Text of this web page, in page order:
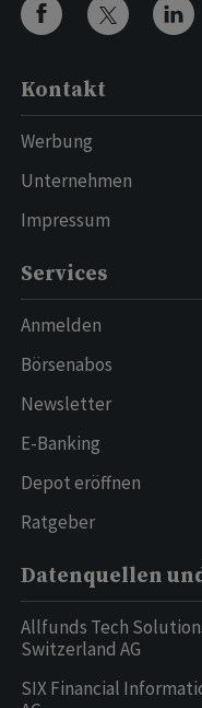
Kontakt
Werbung
Unternehmen
Impressum
Services
Anmelden
Börsenabos
Newsletter
E-Banking
Depot eröffnen
Ratgeber
Datenquellen
Allfunds Tech
Switzerland AG
SIX Financial